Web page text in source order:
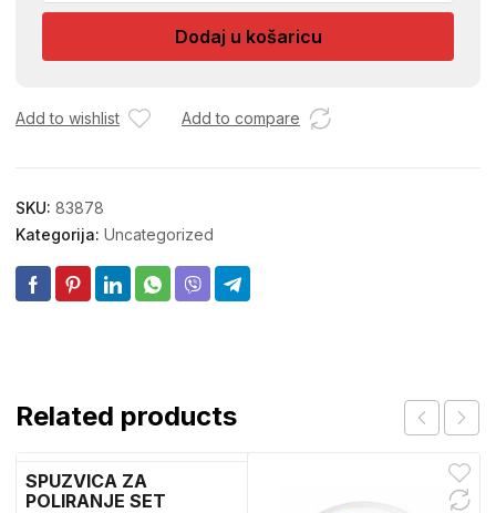
IMT
TF200
količina
Dodaj u košaricu
Add to wishlist Add to compare
SKU: 83878
Kategorija: Uncategorized
Related products
SPUZVICA ZA
POLIRANJE SET